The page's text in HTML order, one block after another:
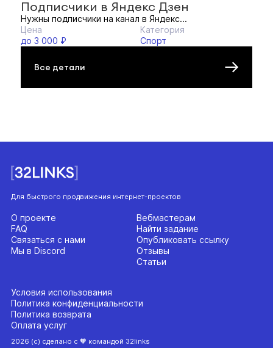
Подписчики в Яндекс Дзен
Нужны подписчики на канал в Яндекс...
Цена
до 3 000 ₽
Категория
Спорт
Все детали
Для быстрого продвижения интернет-проектов
Вебмастерам
Найти задание
Опубликовать ссылку
Отзывы
Статьи
О проекте
FAQ
Связаться с нами
Мы в Discord
Условия использования
Политика конфиденциальности
Политика возврата
Оплата услуг
2026 (с) сделано с 🧡 командой 32links